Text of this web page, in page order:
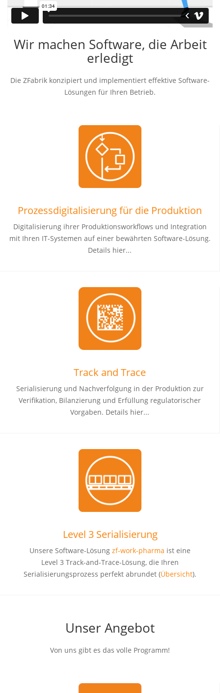
Wir machen Software, die Arbeit
erledigt
Die ZFabrik konzipiert und implementiert effektive Software-
Lösungen für Ihren Betrieb.
Prozessdigitalisierung für die Produktion
Digitalisierung ihrer Produktionsworkflows und Integration
mit Ihren IT-Systemen auf einer bewährten Software-Lösung.
Details hier...
Track and Trace
Serialisierung und Nachverfolgung in der Produktion zur
Verifikation, Bilanzierung und Erfüllung regulatorischer
Vorgaben. Details hier...
Level 3 Serialisierung
Unsere Software-Lösung zf-work-pharma ist eine
Level 3 Track-and-Trace-Lösung, die Ihren
Serialisierungsprozess perfekt abrundet (Übersicht).
Unser Angebot
Von uns gibt es das volle Programm!